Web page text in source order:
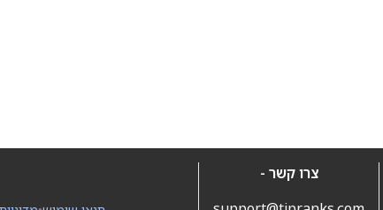
צרו קשר -